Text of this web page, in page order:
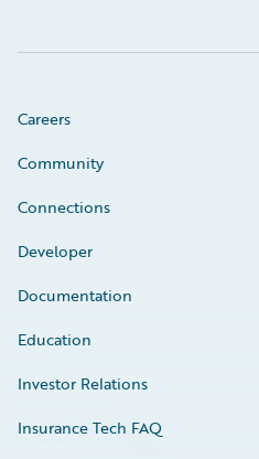
Careers
Community
Connections
Developer
Documentation
Education
Investor Relations
Insurance Tech FAQ